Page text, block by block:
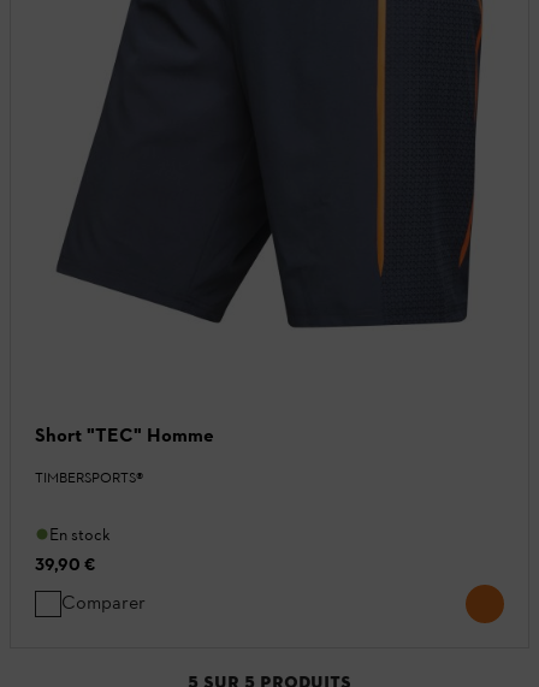
Short "TEC" Homme
TIMBERSPORTS®
En stock
39,90 €
Comparer
5 SUR 5 PRODUITS